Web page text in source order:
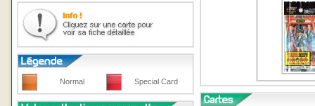
Normal Special Card